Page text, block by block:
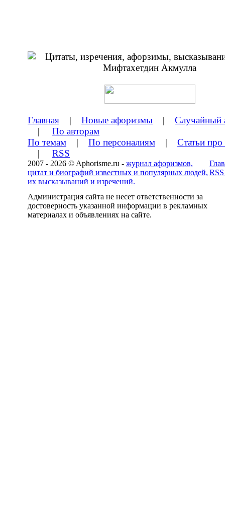
Главная | Новые афоризмы | Случайный
| По авторам
По темам | По персоналиям | Статьи
| RSS
2007 - 2026 © Aphorisme.ru - журнал афоризмов,
цитат и биографий известных и популярных людей,
их высказываний и изречений.
Администрация сайта не несет ответственности за
достоверность указанной информации в рекламных
материалах и объявлениях на сайте.